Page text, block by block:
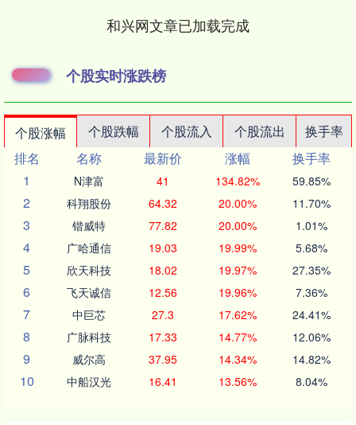
和兴网文章已加载完成
个股实时涨跌榜
个股涨幅 个股跌幅 个股流入 个股流出
换手率
排名
名称 最新价 涨幅
换手率
1
N津富 41 134.82% 59.85%
2 科翔股份 64.32 20.00% 11.70%
3 锴威特 77.82 20.00% 1.01%
4 广哈通信 19.03 19.99% 5.68%
5 欣天科技 18.02 19.97% 27.35%
6 飞天诚信 12.56 19.96% 7.36%
7 中巨芯 27.3 17.62% 24.41%
8 广脉科技 17.33 14.77% 12.06%
9 威尔高 37.95 14.34% 14.82%
10 中船汉光 16.41 13.56% 8.04%